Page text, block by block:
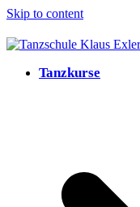
Skip to content
Tanzkurse